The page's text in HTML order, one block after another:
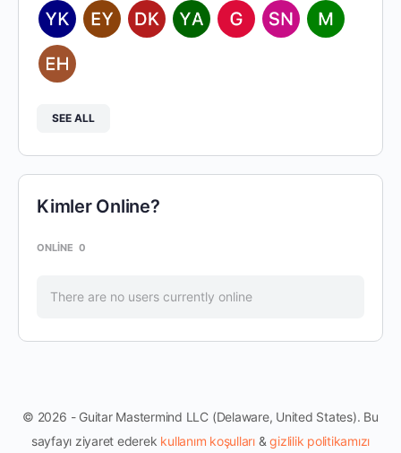
SEE ALL
Kimler Online?
ONLINE 0
There are no users currently online
© 2026 - Guitar Mastermind LLC (Delaware, United States). Bu
sayfayı ziyaret ederek kullanım koşulları&gizlilik politikamızı